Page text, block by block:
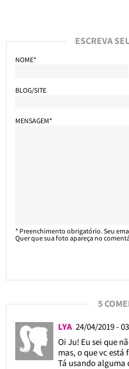
ESCREVA
NOME*
BLOG/SITE
MENSAGEM*
* Preenchimento obrigatório. Seu
Quer que sua foto apareça no
5
LYA 24/04/2019 -
Oi Ju! Eu sei que
mas, o que vc
Tá usando alguma